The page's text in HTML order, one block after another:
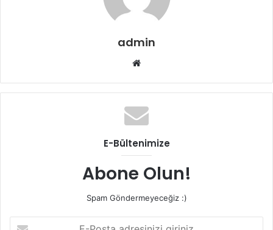
admin
Web
E-Bültenimize
Abone Olun!
Spam Göndermeyeceğiz :)